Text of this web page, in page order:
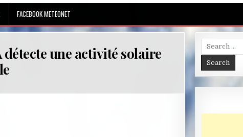
FACEBOOK METEONET
une activité solaire
Search
for: